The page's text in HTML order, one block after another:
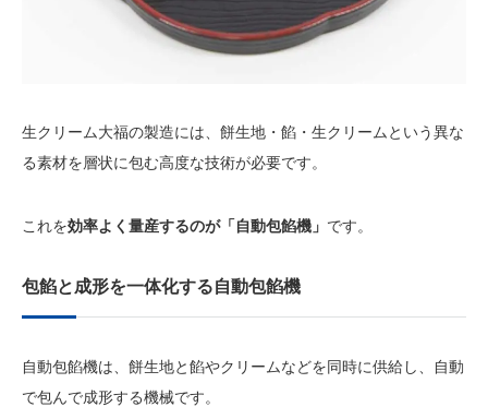
生クリーム大福の製造には、餅生地・餡・生クリームという異な
る素材を層状に包む高度な技術が必要です。
これを効率よく量産するのが「自動包餡機」 です。
包餡と成形を一体化する自動包餡機
自動包餡機は、餅生地と餡やクリームなどを同時に供給し、自動
で包んで成形する機械です。